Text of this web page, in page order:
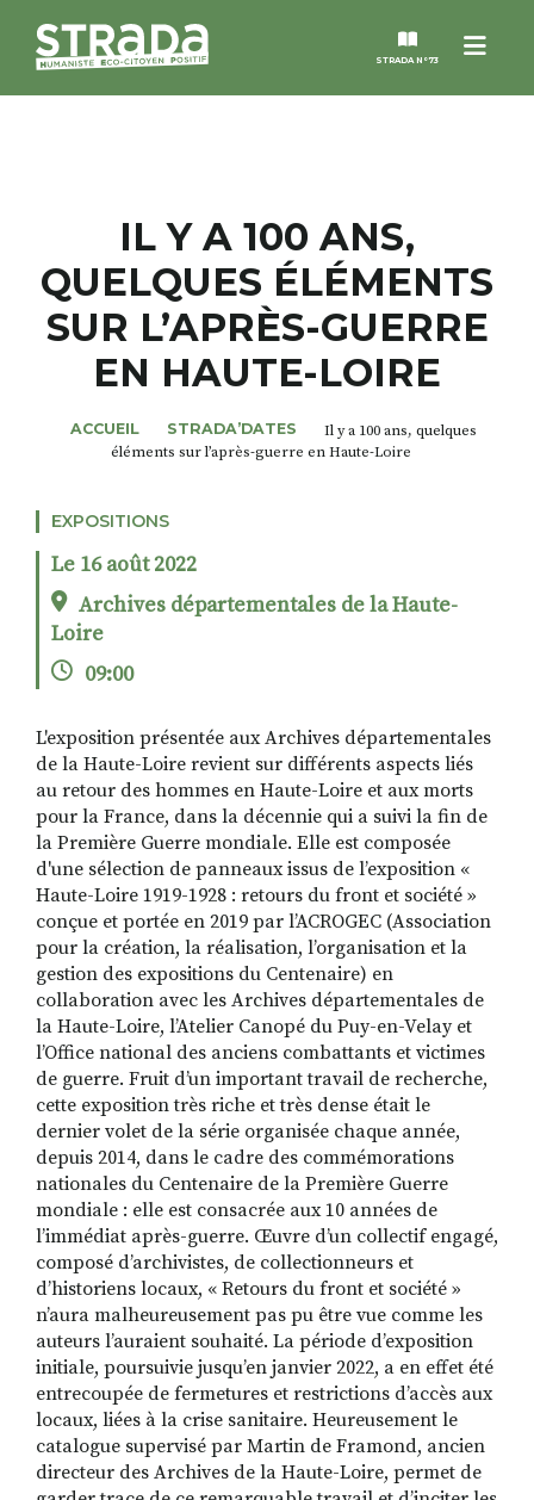
Menu
STRADA N°73
MAGAZINES
NOS THÈMES
STRADA’DATES
ALTER STRADA
IL Y A 100 ANS,
QUELQUES ÉLÉMENTS
SUR L’APRÈS-GUERRE
EN HAUTE-LOIRE
ACCUEIL STRADA’DATES
Il y a 100 ans, quelques
éléments sur l’après-guerre en Haute-Loire
EXPOSITIONS
Le 16 août 2022
Archives départementales de la Haute-
Loire
09:00
L'exposition présentée aux Archives départementales
de la Haute-Loire revient sur différents aspects liés
au retour des hommes en Haute-Loire et aux morts
pour la France, dans la décennie qui a suivi la fin de
la Première Guerre mondiale. Elle est composée
d'une sélection de panneaux issus de l’exposition «
Haute-Loire 1919-1928 : retours du front et société »
conçue et portée en 2019 par l’ACROGEC (Association
pour la création, la réalisation, l’organisation et la
gestion des expositions du Centenaire) en
collaboration avec les Archives départementales de
la Haute-Loire, l’Atelier Canopé du Puy-en-Velay et
l’Office national des anciens combattants et victimes
de guerre. Fruit d’un important travail de recherche,
cette exposition très riche et très dense était le
dernier volet de la série organisée chaque année,
depuis 2014, dans le cadre des commémorations
nationales du Centenaire de la Première Guerre
mondiale : elle est consacrée aux 10 années de
l’immédiat après-guerre. Œuvre d’un collectif engagé,
composé d’archivistes, de collectionneurs et
d’historiens locaux, « Retours du front et société »
n’aura malheureusement pas pu être vue comme les
auteurs l’auraient souhaité. La période d’exposition
initiale, poursuivie jusqu’en janvier 2022, a en effet été
entrecoupée de fermetures et restrictions d’accès aux
locaux, liées à la crise sanitaire. Heureusement le
catalogue supervisé par Martin de Framond, ancien
directeur des Archives de la Haute-Loire, permet de